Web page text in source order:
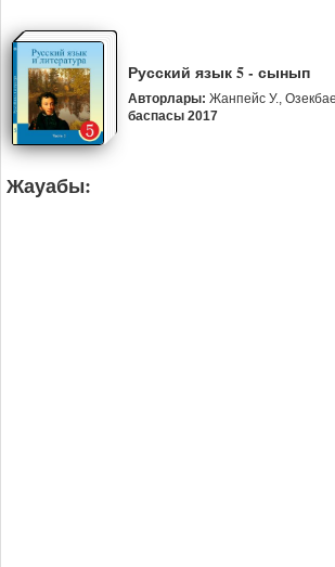
Русский язык 5 - сынып
Авторлары: Жанпейс У.,
баспасы 2017
Жауабы: